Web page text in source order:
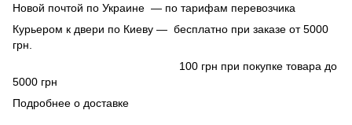
Новой почтой по Украине — по тарифам перевозчика
Курьером к двери по Киеву — бесплатно при заказе от 5000
грн.
100 грн при покупке товара до
5000 грн
Подробнее о доставке